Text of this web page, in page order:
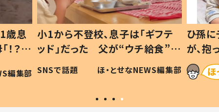
歳息
？」
編集部
小1から不登校、息子は「ギフテ
ッド」だった 父が“ウチ給食”を
作り続ける理由とは #令和の親
#令和の子
SNSで話題 ほ・とせなNEWS編集部
ひ孫
が、
「涙が
い」